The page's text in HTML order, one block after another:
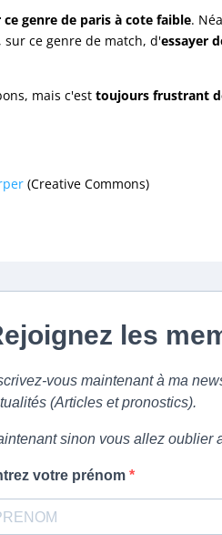
genre de paris à cote faible.
ce genre de match, d'essayer
mais c'est toujours frustrant
(Creative Commons)
les
vous maintenant à ma
(Articles et pronostics).
sinon vous allez oublier
votre prénom